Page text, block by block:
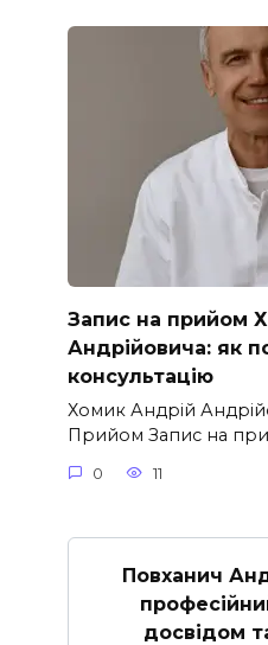
Запис на прийом
Андрійовича: як
консультацію
Хомик Андрій
Прийом Запис на
0 11
Повханич
досвідом